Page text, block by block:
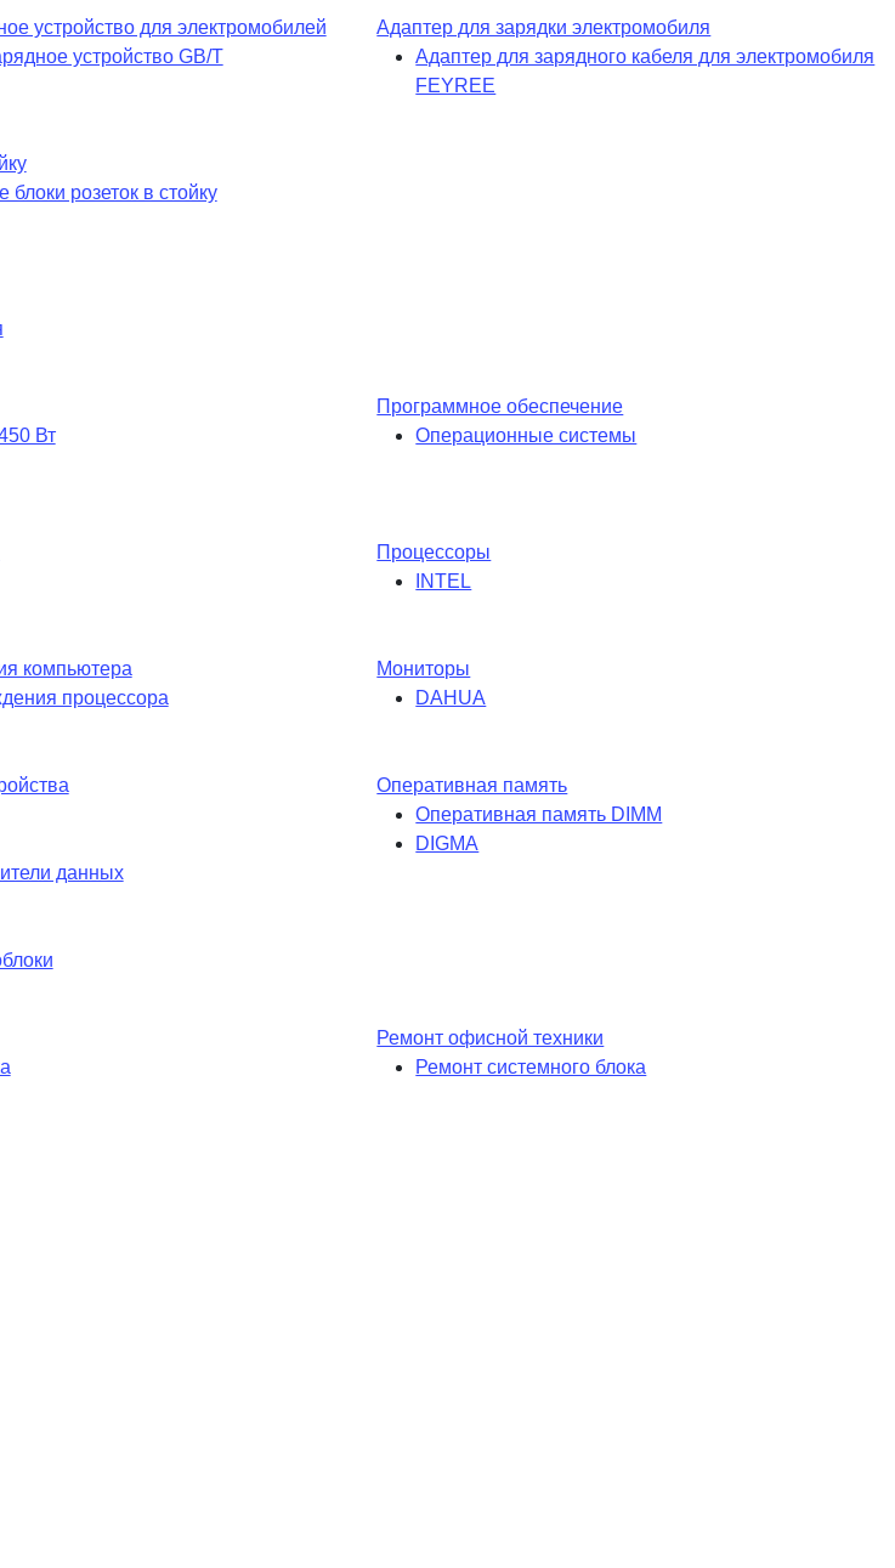
устройство для электромобилей
устройство GB/T
Адаптер для зарядки электромобиля
Адаптер для зарядного кабеля для электромобиля
FEYREE
розеток в стойку
Вт
Программное обеспечение
Операционные системы
Процессоры
INTEL
компьютера
процессора
Мониторы
DAHUA
данных
Оперативная память
Оперативная память DIMM
DIGMA
Ремонт офисной техники
Ремонт системного блока